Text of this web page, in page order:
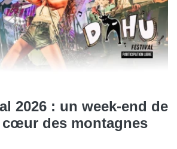
2026 : un week-end de
des montagnes